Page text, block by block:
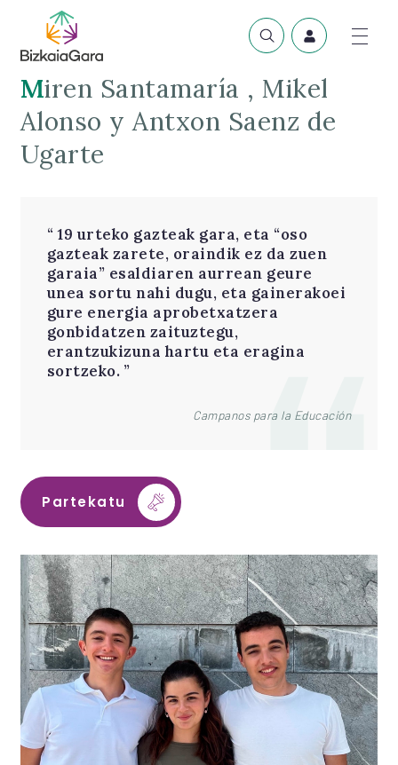
Miren Santamaría , Mikel
Alonso y Antxon Saenz de
Ugarte
19 urteko gazteak gara, eta “oso
gazteak zarete, oraindik ez da zuen
garaia” esaldiaren aurrean geure
unea sortu nahi dugu, eta gainerakoei
gure energia aprobetxatzera
gonbidatzen zaituztegu,
erantzukizuna hartu eta eragina
sortzeko.
Campanos para la Educación
Partekatu